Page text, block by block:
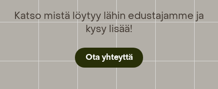
Katso mistä löytyy lähin edustajamme ja
kysy lisää!
Ota yhteyttä